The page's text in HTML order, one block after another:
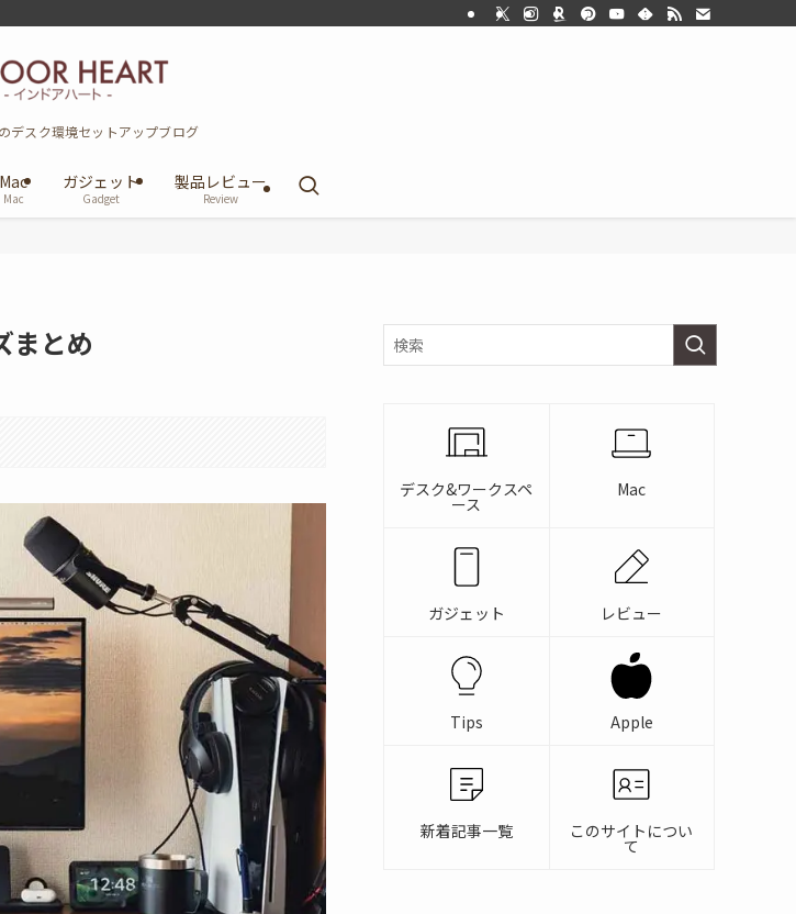
デスク環境セットアップブログ
Mac
Mac
ガジェット
Gadget
製品レビュー
Review
まとめ
デスク&ワークスペ
ース
Mac
ガジェット レビュー
Tips Apple
新着記事一覧 このサイトについ
て